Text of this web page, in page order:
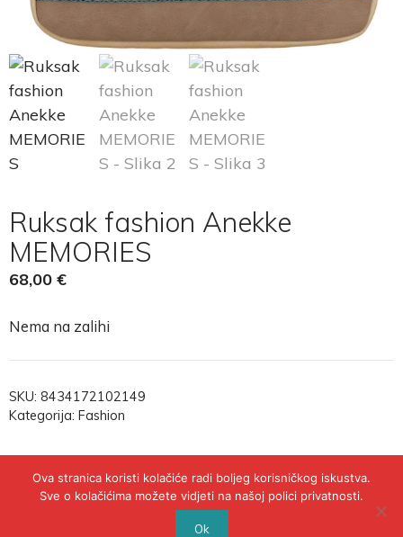
Ruksak fashion Anekke
MEMORIES
68,00 €
Nema na zalihi
SKU: 8434172102149
Kategorija: Fashion
© 2020 - POLICA PRIVATNOSTI
Ova stranica koristi kolačiće radi boljeg korisničkog iskustva.
Sve o kolačićima možete vidjeti na našoj polici privatnosti.
Ok